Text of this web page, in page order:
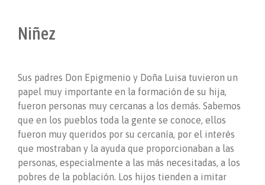
Niñez
Sus padres Don Epigmenio y Doña Luisa tuvieron un
papel muy importante en la formación de su hija,
fueron personas muy cercanas a los demás. Sabemos
que en los pueblos toda la gente se conoce, ellos
fueron muy queridos por su cercanía, por el interés
que mostraban y la ayuda que proporcionaban a las
personas, especialmente a las más necesitadas, a los
pobres de la población. Los hijos tienden a imitar